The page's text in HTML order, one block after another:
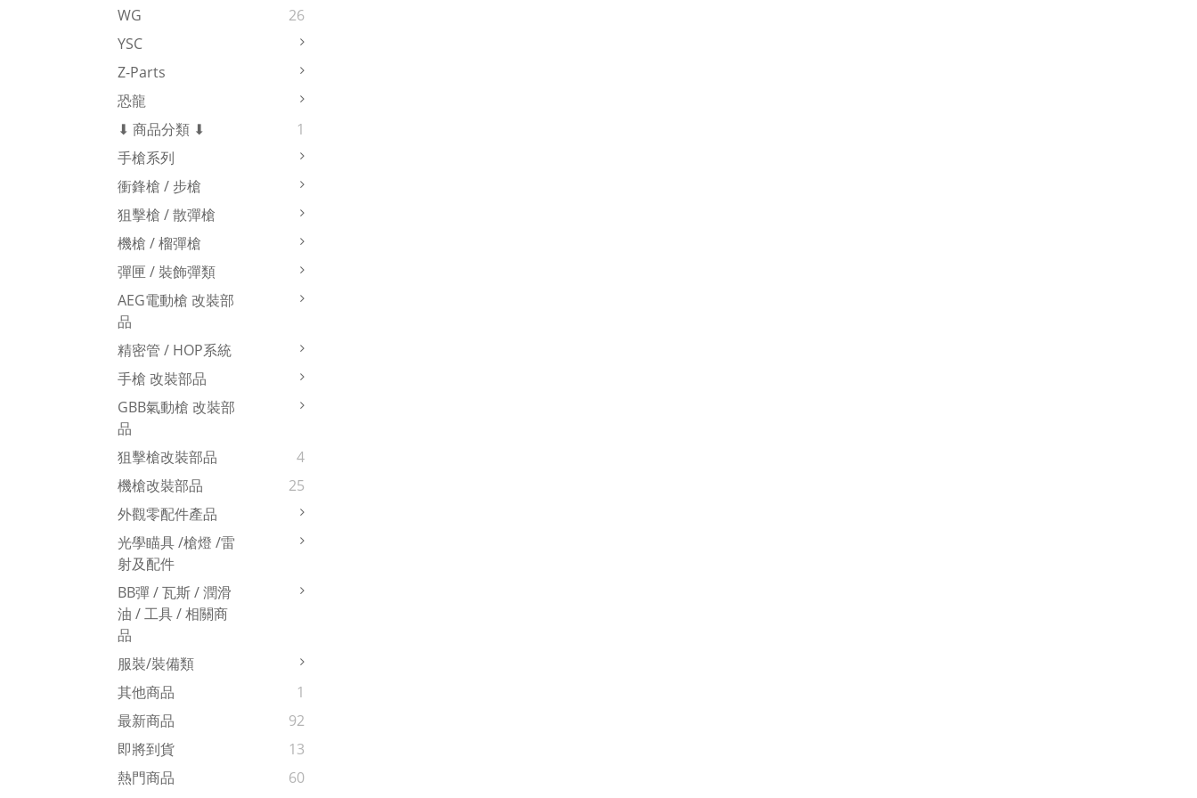
WG
26
YSC
Z-Parts
恐龍
⬇ 商品分類 ⬇
1
手槍系列
衝鋒槍 / 步槍
狙擊槍 / 散彈槍
機槍 / 榴彈槍
彈匣 / 裝飾彈類
AEG電動槍 改裝部
品
精密管 / HOP系統
手槍 改裝部品
GBB氣動槍 改裝部
品
狙擊槍改裝部品
4
機槍改裝部品
25
外觀零配件產品
光學瞄具 /槍燈 /雷
射及配件
BB彈 / 瓦斯 / 潤滑
油 / 工具 / 相關商
品
服裝/裝備類
其他商品
1
最新商品
92
即將到貨
13
熱門商品
60